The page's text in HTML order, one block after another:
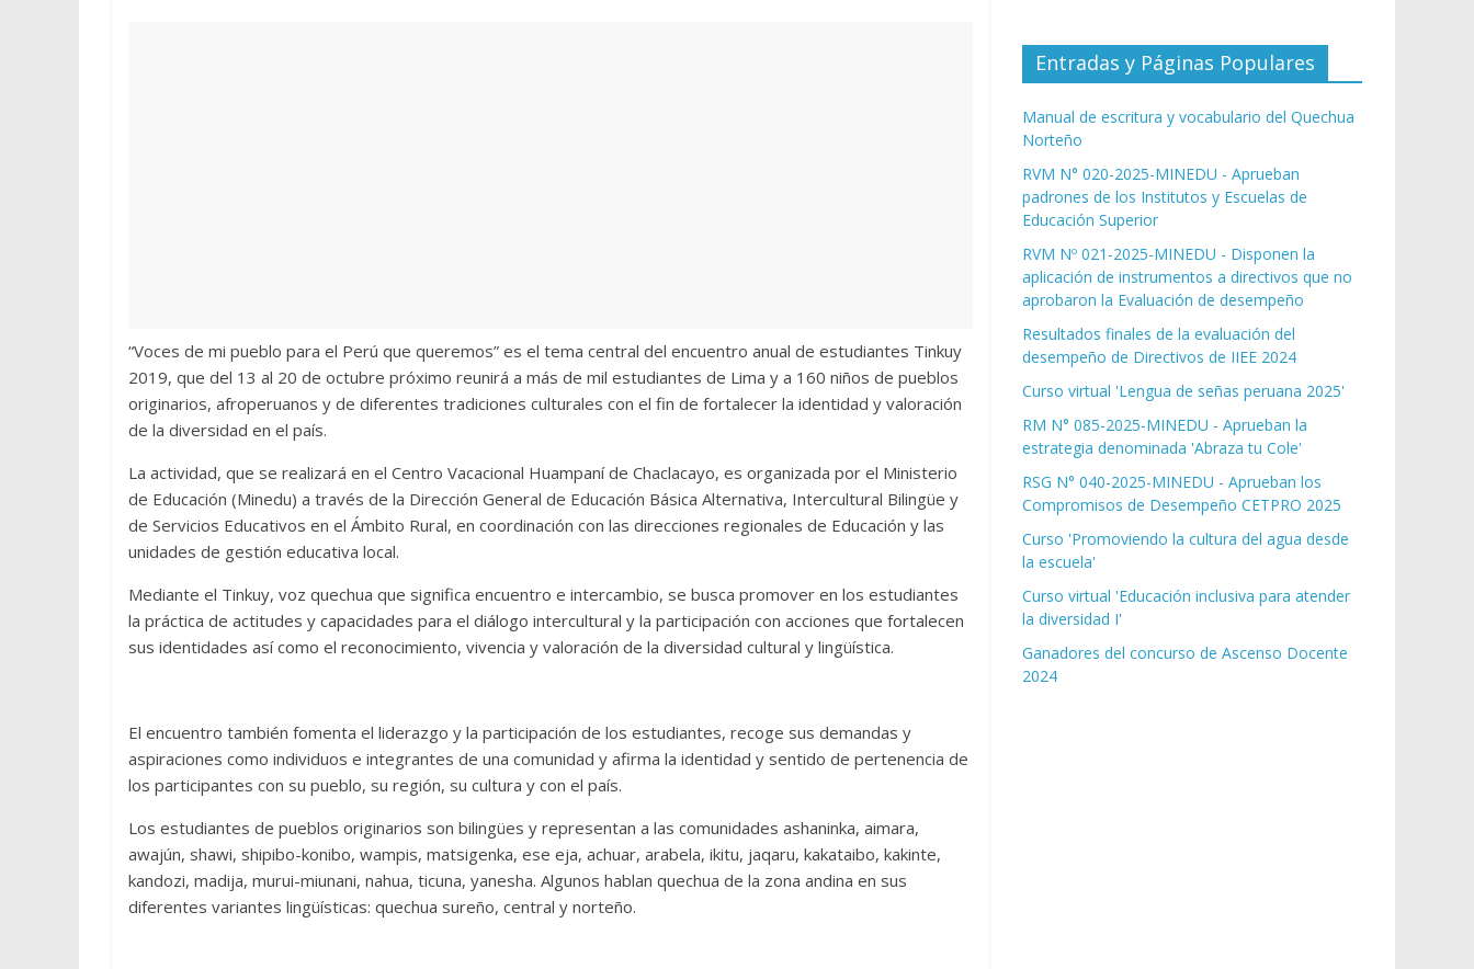
“Voces de mi pueblo para el Perú que queremos” es el tema central del encuentro anual de estudiantes Tinkuy
2019, que del 13 al 20 de octubre próximo reunirá a más de mil estudiantes de Lima y a 160 niños de pueblos
originarios, afroperuanos y de diferentes tradiciones culturales con el fin de fortalecer la identidad y valoración
de la diversidad en el país.
La actividad, que se realizará en el Centro Vacacional Huampaní de Chaclacayo, es organizada por el Ministerio
de Educación (Minedu) a través de la Dirección General de Educación Básica Alternativa, Intercultural Bilingüe y
de Servicios Educativos en el Ámbito Rural, en coordinación con las direcciones regionales de Educación y las
unidades de gestión educativa local.
Mediante el Tinkuy, voz quechua que significa encuentro e intercambio, se busca promover en los estudiantes
la práctica de actitudes y capacidades para el diálogo intercultural y la participación con acciones que fortalecen
sus identidades así como el reconocimiento, vivencia y valoración de la diversidad cultural y lingüística.
El encuentro también fomenta el liderazgo y la participación de los estudiantes, recoge sus demandas y
aspiraciones como individuos e integrantes de una comunidad y afirma la identidad y sentido de pertenencia de
los participantes con su pueblo, su región, su cultura y con el país.
Los estudiantes de pueblos originarios son bilingües y representan a las comunidades ashaninka, aimara,
awajún, shawi, shipibo-konibo, wampis, matsigenka, ese eja, achuar, arabela, ikitu, jaqaru, kakataibo, kakinte,
kandozi, madija, murui-miunani, nahua, ticuna, yanesha. Algunos hablan quechua de la zona andina en sus
diferentes variantes lingüísticas: quechua sureño, central y norteño.
Entradas y Páginas Populares
Manual de escritura y vocabulario del Quechua
Norteño
RVM N° 020-2025-MINEDU - Aprueban
padrones de los Institutos y Escuelas de
Educación Superior
RVM Nº 021-2025-MINEDU - Disponen la
aplicación de instrumentos a directivos que no
aprobaron la Evaluación de desempeño
Resultados finales de la evaluación del
desempeño de Directivos de IIEE 2024
Curso virtual 'Lengua de señas peruana 2025'
RM N° 085-2025-MINEDU - Aprueban la
estrategia denominada 'Abraza tu Cole'
RSG N° 040-2025-MINEDU - Aprueban los
Compromisos de Desempeño CETPRO 2025
Curso 'Promoviendo la cultura del agua desde
la escuela'
Curso virtual 'Educación inclusiva para atender
la diversidad I'
Ganadores del concurso de Ascenso Docente
2024